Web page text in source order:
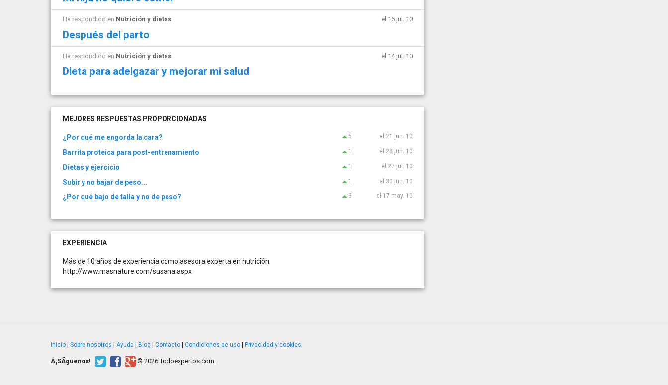
Ha respondido en Nutrición y dietas el 16 jul. 10
Después del parto
Ha respondido en Nutrición y dietas el 14 jul. 10
Dieta para adelgazar y mejorar mi salud
MEJORES RESPUESTAS PROPORCIONADAS
¿Por qué me engorda la cara? 5 el 21 jun. 10
Barrita proteica para post-entrenamiento 1 el 28 jun. 10
Dietas y ejercicio 1 el 27 jul. 10
Subir y no bajar de peso... 1 el 30 jun. 10
¿Por qué bajo de talla y no de peso? 3 el 17 may. 10
EXPERIENCIA
Más de 10 años de experiencia como asesora experta en nutrición.
http://www.masnature.com/susana.aspx
Inicio Sobre nosotros Ayuda Blog Contacto Condiciones de uso Privacidad y cookies
Â¡SÃ­guenos! © 2026 Todoexpertos.com.